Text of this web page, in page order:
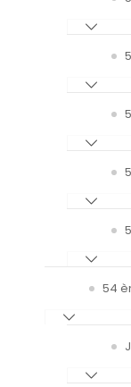
54